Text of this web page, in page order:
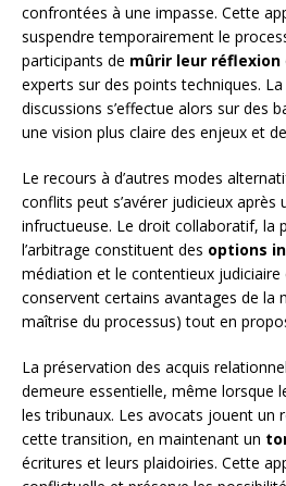
confrontées à une impasse. Cette
suspendre temporairement le
participants de mûrir leur réflexion
experts sur des points techniques.
discussions s’effectue alors sur des
une vision plus claire des enjeux et
Le recours à d’autres modes
conflits peut s’avérer judicieux après
infructueuse. Le droit collaboratif, la
l’arbitrage constituent des options
médiation et le contentieux judiciaire
conservent certains avantages de la
maîtrise du processus) tout en
La préservation des acquis
demeure essentielle, même lorsque
les tribunaux. Les avocats jouent un
cette transition, en maintenant un
écritures et leurs plaidoiries. Cette